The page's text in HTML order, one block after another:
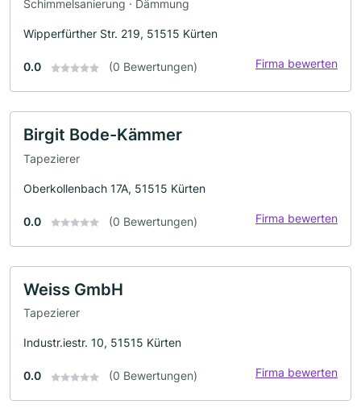
Schimmelsanierung · Dämmung
Wipperfürther Str. 219, 51515 Kürten
0.0 (0 Bewertungen) Firma bewerten
Birgit Bode-Kämmer
Tapezierer
Oberkollenbach 17A, 51515 Kürten
0.0 (0 Bewertungen) Firma bewerten
Weiss GmbH
Tapezierer
Industr.iestr. 10, 51515 Kürten
0.0 (0 Bewertungen) Firma bewerten